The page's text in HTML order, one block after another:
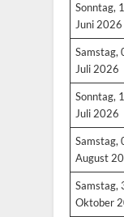
Sonntag,
Juni 2026
Samstag,
Juli 2026
Sonntag,
Juli 2026
Samstag,
August
Samstag,
Oktober